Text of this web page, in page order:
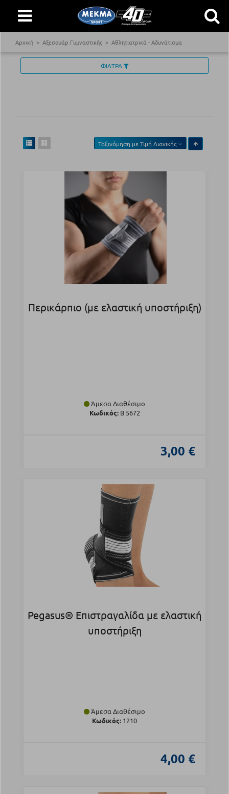
Αρχική Αξεσουάρ Γυμναστικής Αθλητιατρικά - Αδυνάτισμα
ΦΙΛΤΡΑ
Ταξινόμηση μεΤιμή Λιανικής
Περικάρπιο (με ελαστική υποστήριξη)
Άμεσα Διαθέσιμο
Κωδικός:B 5672
3,00 €
Pegasus® Επιστραγαλίδα με ελαστική
υποστήριξη
Άμεσα Διαθέσιμο
Κωδικός: 1210
4,00 €